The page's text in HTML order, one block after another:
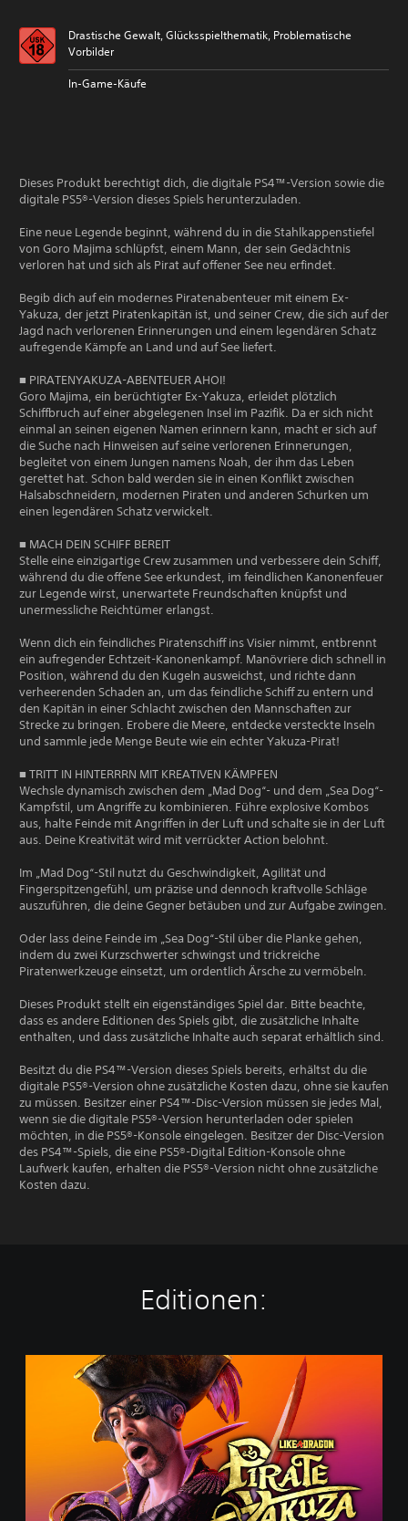
Drastische Gewalt, Glücksspielthematik, Problematische
Vorbilder
In-Game-Käufe
Dieses Produkt berechtigt dich, die digitale PS4™-Version sowie die
digitale PS5®-Version dieses Spiels herunterzuladen.
Eine neue Legende beginnt, während du in die Stahlkappenstiefel
von Goro Majima schlüpfst, einem Mann, der sein Gedächtnis
verloren hat und sich als Pirat auf offener See neu erfindet.
Begib dich auf ein modernes Piratenabenteuer mit einem Ex-
Yakuza, der jetzt Piratenkapitän ist, und seiner Crew, die sich auf der
Jagd nach verlorenen Erinnerungen und einem legendären Schatz
aufregende Kämpfe an Land und auf See liefert.
■ PIRATENYAKUZA-ABENTEUER AHOI!
Goro Majima, ein berüchtigter Ex-Yakuza, erleidet plötzlich
Schiffbruch auf einer abgelegenen Insel im Pazifik. Da er sich nicht
einmal an seinen eigenen Namen erinnern kann, macht er sich auf
die Suche nach Hinweisen auf seine verlorenen Erinnerungen,
begleitet von einem Jungen namens Noah, der ihm das Leben
gerettet hat. Schon bald werden sie in einen Konflikt zwischen
Halsabschneidern, modernen Piraten und anderen Schurken um
einen legendären Schatz verwickelt.
■ MACH DEIN SCHIFF BEREIT
Stelle eine einzigartige Crew zusammen und verbessere dein Schiff,
während du die offene See erkundest, im feindlichen Kanonenfeuer
zur Legende wirst, unerwartete Freundschaften knüpfst und
unermessliche Reichtümer erlangst.
Wenn dich ein feindliches Piratenschiff ins Visier nimmt, entbrennt
ein aufregender Echtzeit-Kanonenkampf. Manövriere dich schnell in
Position, während du den Kugeln ausweichst, und richte dann
verheerenden Schaden an, um das feindliche Schiff zu entern und
den Kapitän in einer Schlacht zwischen den Mannschaften zur
Strecke zu bringen. Erobere die Meere, entdecke versteckte Inseln
und sammle jede Menge Beute wie ein echter Yakuza-Pirat!
■ TRITT IN HINTERRRN MIT KREATIVEN KÄMPFEN
Wechsle dynamisch zwischen dem „Mad Dog“- und dem „Sea Dog“-
Kampfstil, um Angriffe zu kombinieren. Führe explosive Kombos
aus, halte Feinde mit Angriffen in der Luft und schalte sie in der Luft
aus. Deine Kreativität wird mit verrückter Action belohnt.
Im „Mad Dog“-Stil nutzt du Geschwindigkeit, Agilität und
Fingerspitzengefühl, um präzise und dennoch kraftvolle Schläge
auszuführen, die deine Gegner betäuben und zur Aufgabe zwingen.
Oder lass deine Feinde im „Sea Dog“-Stil über die Planke gehen,
indem du zwei Kurzschwerter schwingst und trickreiche
Piratenwerkzeuge einsetzt, um ordentlich Ärsche zu vermöbeln.
Dieses Produkt stellt ein eigenständiges Spiel dar. Bitte beachte,
dass es andere Editionen des Spiels gibt, die zusätzliche Inhalte
enthalten, und dass zusätzliche Inhalte auch separat erhältlich sind.
Besitzt du die PS4™-Version dieses Spiels bereits, erhältst du die
digitale PS5®-Version ohne zusätzliche Kosten dazu, ohne sie kaufen
zu müssen. Besitzer einer PS4™-Disc-Version müssen sie jedes Mal,
wenn sie die digitale PS5®-Version herunterladen oder spielen
möchten, in die PS5®-Konsole eingelegen. Besitzer der Disc-Version
des PS4™-Spiels, die eine PS5®-Digital Edition-Konsole ohne
Laufwerk kaufen, erhalten die PS5®-Version nicht ohne zusätzliche
Kosten dazu.
Editionen: